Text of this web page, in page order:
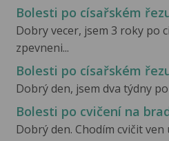
Bolesti po císařském
Dobry vecer, jsem 3 roky po
zpevneni...
Bolesti po císařském
Dobrý den, jsem dva týdny
Bolesti po cvičení na
Dobrý den. Chodím cvičit